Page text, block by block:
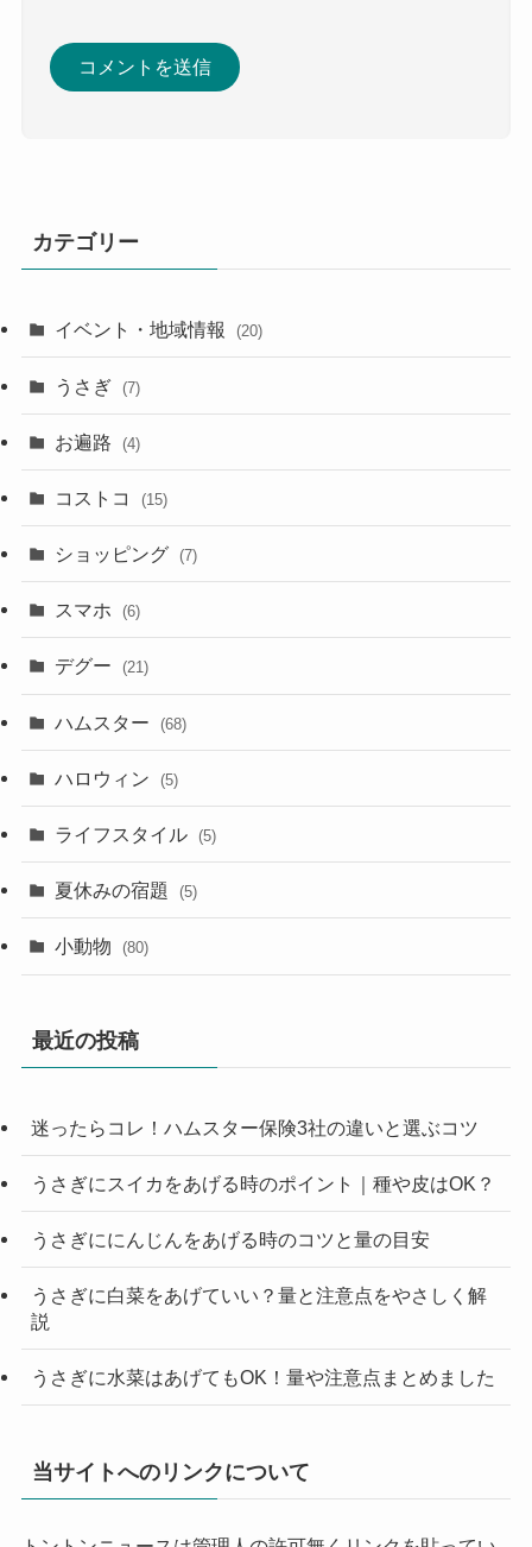
カテゴリー
イベント・地域情報 (20)
うさぎ (7)
お遍路 (4)
コストコ (15)
ショッピング (7)
スマホ (6)
デグー (21)
ハムスター (68)
ハロウィン (5)
ライフスタイル (5)
夏休みの宿題 (5)
小動物 (80)
最近の投稿
迷ったらコレ！ハムスター保険3社の違いと選ぶコツ
うさぎにスイカをあげる時のポイント｜種や皮はOK？
うさぎににんじんをあげる時のコツと量の目安
うさぎに白菜をあげていい？量と注意点をやさしく解
説
うさぎに水菜はあげてもOK！量や注意点まとめました
当サイトへのリンクについて